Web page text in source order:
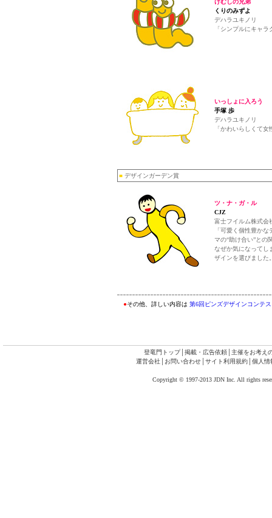
けむしの兄弟
くりのみずよ
デハラユキノリ
「シンプルにキャ
いっしょに入ろう
手塚 歩
デハラユキノリ
「かわいらしくて
■ デザインガーデン賞
ツ・ナ・ガ・ル
CJZ
富士フイルム株式会
「可愛く個性豊か
マの“助け合い”との
なぜか気になってし
ザインを選びました
●その他、詳しい内容は 第6回ピンズデザインコンテ
登竜門トップ│ 掲載・広告依頼
主催をお考え
運営会社│ お問い合わせ│ サイト利用規約│ 個人情
Copyright © 1997-2013 JDN Inc. All rights